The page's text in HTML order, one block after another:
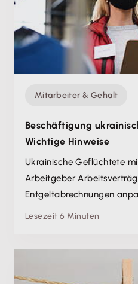
Mitarbeiter & Gehalt
Beschäftigung
Wichtige Hinweise
Ukrainische Geflüchtete
Arbeitgeber
Entgeltabrechnungen
Lesezeit 6 Minuten